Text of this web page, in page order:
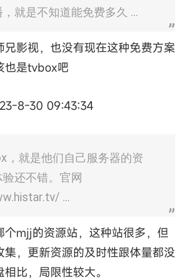
就是不知道能免费多久 ...
兄影视，也没有现在这种免费方案
也是tvbox吧
8-30 09:43:34
，就是他们自己服务器的资
还不错。官网
...
个mjj的资源站，这种站很多，但
集，更新资源的及时性跟体量都没
比，局限性较大。